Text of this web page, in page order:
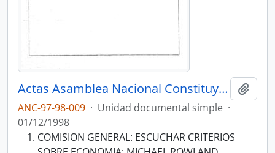
Actas Asamblea Nacional Constituyente 97-98
ANC-97-98-009 · Unidad documental simple ·
01/12/1998
COMISION GENERAL: ESCUCHAR CRITERIOS